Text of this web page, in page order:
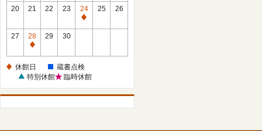
館
館
20 21 22 23
24
休
25 26
27
28
休
日
29 30
休館日
蔵書点検
特別休館
臨時休館